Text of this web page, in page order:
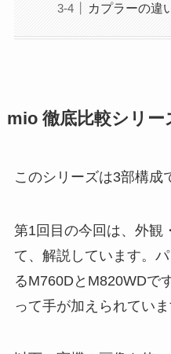
カプラーの違
mio 徹底比較シリー
このシリーズは3部構成
第1回目の今回は、外観
て、解説しています。
るM760DとM820WDで
って手が加えられていま